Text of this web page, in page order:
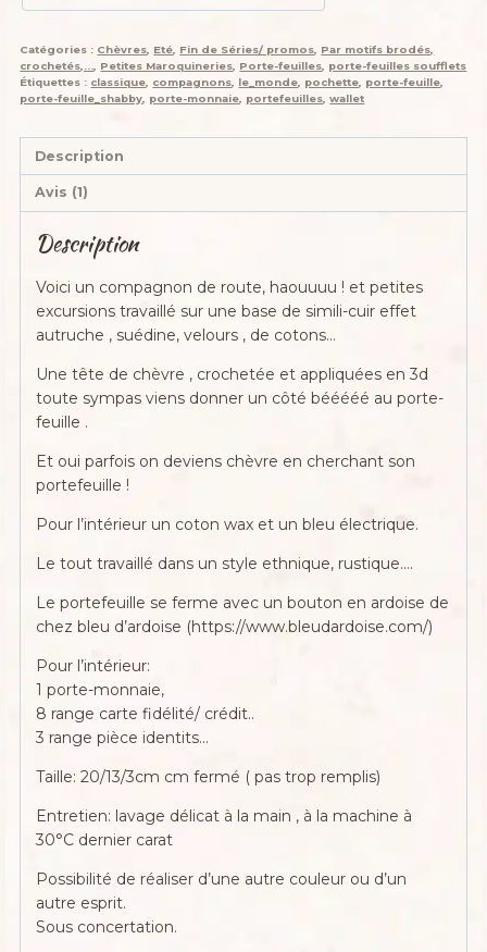
!
"Ethnique
afrique
bleu
Cotons,
similicuir,
suédine,
grise
Catégories : Chèvres, Eté, Fin de Séries/ promos, Par motifs brodés,
crochetés,..., Petites Maroquineries, Porte-feuilles, porte-feuilles soufflets
Étiquettes : classique, compagnons, le_monde, pochette, porte-feuille,
porte-feuille_shabby, porte-monnaie, portefeuilles,wallet
Description
Avis (1)
Description
Voici un compagnon de route, haouuuu ! et petites
excursions travaillé sur une base de simili-cuir effet
autruche , suédine, velours , de cotons…
Une tête de chèvre , crochetée et appliquées en 3d
toute sympas viens donner un côté bééééé au porte-
feuille .
Et oui parfois on deviens chèvre en cherchant son
portefeuille !
Pour l’intérieur un coton wax et un bleu électrique.
Le tout travaillé dans un style ethnique, rustique….
Le portefeuille se ferme avec un bouton en ardoise de
chez bleu d’ardoise (https://www.bleudardoise.com/)
Pour l’intérieur:
1 porte-monnaie,
8 range carte fidélité/ crédit..
3 range pièce identits…
Taille: 20/13/3cm cm fermé ( pas trop remplis)
Entretien: lavage délicat à la main , à la machine à
30°C dernier carat
Possibilité de réaliser d’une autre couleur ou d’un
autre esprit.
Sous concertation.